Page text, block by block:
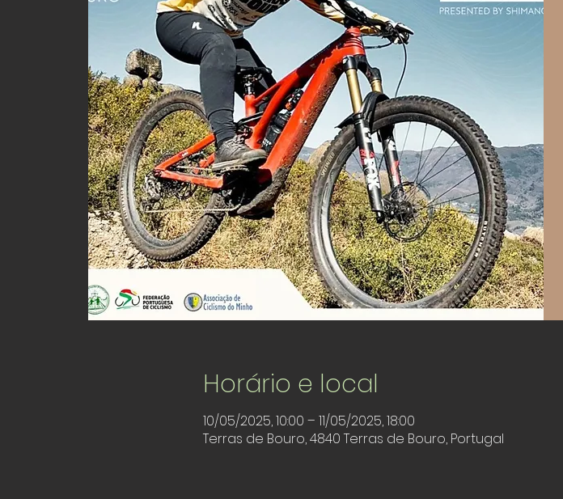
Horário e local
10/05/2025, 10:00 – 11/05/2025, 18:00
Terras de Bouro, 4840 Terras de Bouro, Portugal